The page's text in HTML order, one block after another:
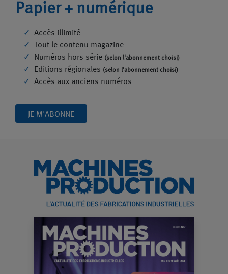
Papier + numérique
Accès illimité
Tout le contenu magazine
Numéros hors série (selon l'abonnement choisi)
Editions régionales (selon l'abonnement choisi)
Accès aux anciens numéros
JE M'ABONNE